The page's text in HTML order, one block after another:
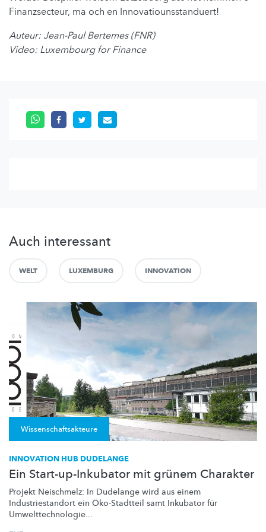
Finanzsecteur, ma och en Innovatiounsstanduert!
Auteur: Jean-Paul Bertemes (FNR)
Video: Luxembourg for Finance
Auch interessant
WELT LUXEMBURG INNOVATION
Wissenschaftsakteure
INNOVATION HUB DUDELANGE
Ein Start-up-Inkubator mit grünem Charakter
Projekt Neischmelz: In Dudelange wird aus einem
Industriestandort ein Öko-Stadtteil samt Inkubator für
Umwelttechnologie...